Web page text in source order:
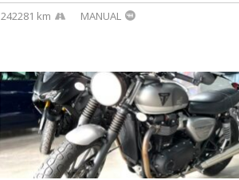
242281 km MANUAL